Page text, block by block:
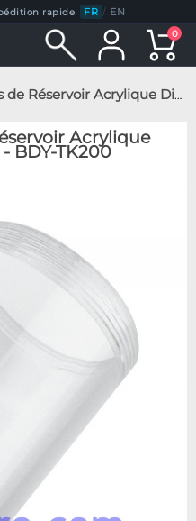
rapide FR / EN
0
Acrylique Diamètre 60*200mm - BDY-TK200
Acrylique
BDY-TK200